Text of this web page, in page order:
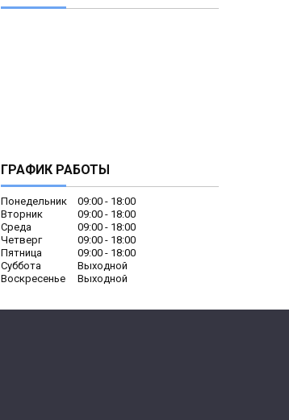
ГРАФИК РАБОТЫ
Понедельник 09:00
18:00
Вторник
09:00
18:00
Среда
09:00
18:00
Четверг
09:00
18:00
Пятница
09:00
18:00
Суббота
Выходной
Воскресенье
Выходной